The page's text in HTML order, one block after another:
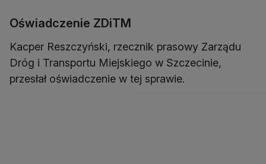
Oświadczenie ZDiTM
Kacper Reszczyński, rzecznik prasowy Zarządu
Dróg i Transportu Miejskiego w Szczecinie,
przesłał oświadczenie w tej sprawie.